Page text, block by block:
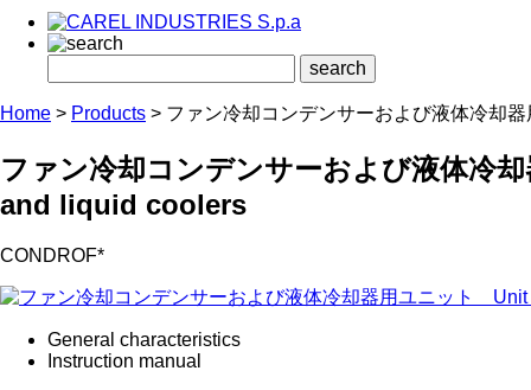
Home > Products > ファン冷却コンデンサーおよび液体冷却
ファン冷却コンデンサーおよび液体
and liquid coolers
CONDROF*
General characteristics
Instruction manual